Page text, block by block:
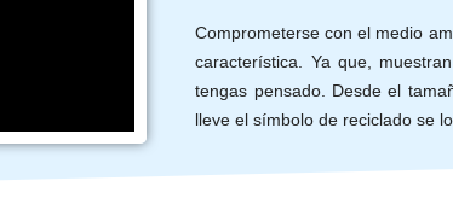
Comprometerse con el medio
característica. Ya que,
tengas pensado. Desde el
lleve el símbolo de reciclado se